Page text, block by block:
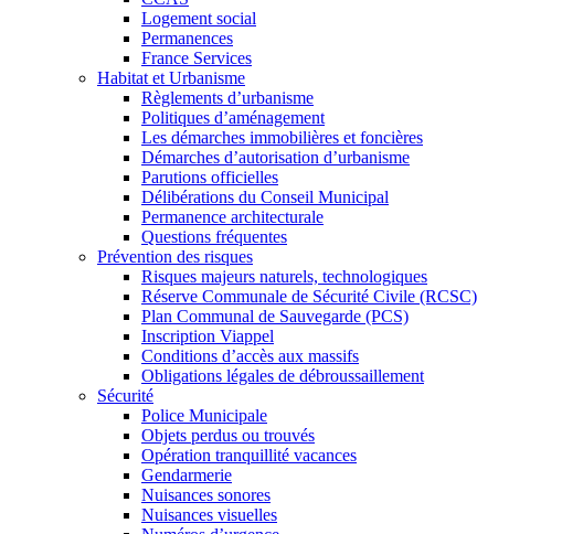
Logement social
Permanences
France Services
Habitat et Urbanisme
Règlements d’urbanisme
Politiques d’aménagement
Les démarches immobilières et foncières
Démarches d’autorisation d’urbanisme
Parutions officielles
Délibérations du Conseil Municipal
Permanence architecturale
Questions fréquentes
Prévention des risques
Risques majeurs naturels, technologiques
Réserve Communale de Sécurité Civile (RCSC)
Plan Communal de Sauvegarde (PCS)
Inscription Viappel
Conditions d’accès aux massifs
Obligations légales de débroussaillement
Sécurité
Police Municipale
Objets perdus ou trouvés
Opération tranquillité vacances
Gendarmerie
Nuisances sonores
Nuisances visuelles